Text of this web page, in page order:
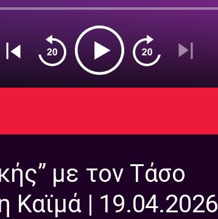
με τον Τάσο
Καϊμά | 19.04.2026